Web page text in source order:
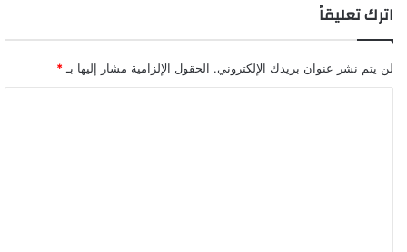
اترك تعليقاً
لن يتم نشر عنوان بريدك الإلكتروني. الحقول الإلزامية مشار إليها بـ *